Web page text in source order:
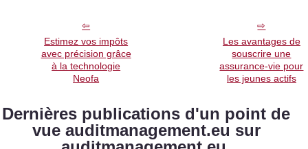
Estimez vos impôts
avec précision grâce
à la technologie
Neofa
Les avantages de
souscrire une
assurance-vie pour
les jeunes actifs
Dernières publications d'un point de
vue auditmanagement.eu sur